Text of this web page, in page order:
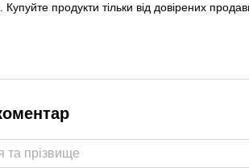
Купуйте продукти тільки від довірених